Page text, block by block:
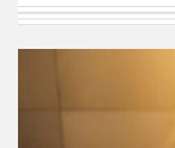
odświeżyć
Prawidłowo...